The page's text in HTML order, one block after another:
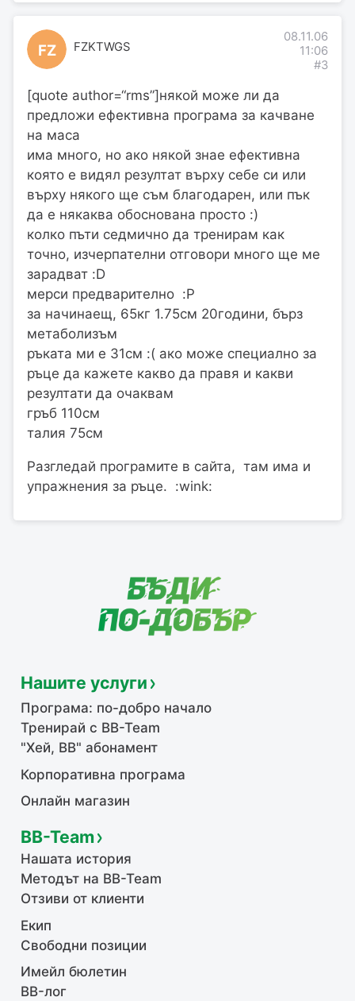
FZ FZKTWGS
08.11.06
11:06
#3
[quote author=“rms”]някой може ли да
предложи ефективна програма за качване
на маса
има много, но ако някой знае ефективна
която е видял резултат върху себе си или
върху някого ще съм благодарен, или пък
да е някаква обоснована просто :)
колко пъти седмично да тренирам как
точно, изчерпателни отговори много ще ме
зарадват :D
мерси предварително :P
за начинаещ, 65кг 1.75см 20години, бърз
метаболизъм
ръката ми е 31см :( ако може специално за
ръце да кажете какво да правя и какви
резултати да очаквам
гръб 110см
талия 75см
Разгледай програмите в сайта, там има и
упражнения за ръце. :wink:
Нашите услуги
Програма: по-добро начало
Тренирай с BB-Team
"Хей, ВВ" абонамент
Корпоративна програма
Онлайн магазин
BB-Team
Нашата история
Методът на BB-Team
Отзиви от клиенти
Екип
Свободни позиции
Имейл бюлетин
BB-лог